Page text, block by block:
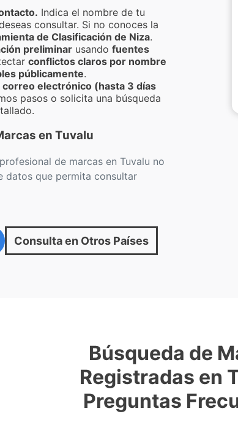
Indica el nombre de tu
consultar. Si no conoces la
de Clasificación de Niza.
preliminar usando fuentes
conflictos claros por nombre
públicamente.
electrónico (hasta 3 días
pasos o solicita una búsqueda
en Tuvalu
de marcas en Tuvalu no
datos que permita consultar
Consulta en Otros Países
Búsqueda de
Registradas en
Preguntas